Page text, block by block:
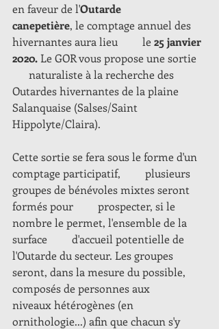
en faveur de l'Outarde
canepetière, le comptage annuel des
hivernantes aura lieu         le 25 janvier
2020. Le GOR vous propose une sortie
      naturaliste à la recherche des
Outardes hivernantes de la plaine
Salanquaise (Salses/Saint
Hippolyte/Claira).
Cette sortie se fera sous le forme d'un
comptage participatif,         plusieurs
groupes de bénévoles mixtes seront
formés pour         prospecter, si le
nombre le permet, l'ensemble de la
surface         d'accueil potentielle de
l'Outarde du secteur. Les groupes
seront, dans la mesure du possible,
composés de personnes aux
niveaux hétérogènes (en
ornithologie...) afin que chacun s'y